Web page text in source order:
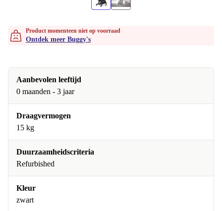
Product momenteen niet op voorraad
Ontdek meer Buggy's
Aanbevolen leeftijd
0 maanden - 3 jaar
Draagvermogen
15 kg
Duurzaamheidscriteria
Refurbished
Kleur
zwart